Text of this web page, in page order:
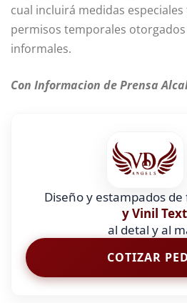
cual incluirá medidas especiales
permisos temporales
informales.
Con Informacion de Prensa
Diseño y estampados
y Vinil
al detal y al
COTIZAR